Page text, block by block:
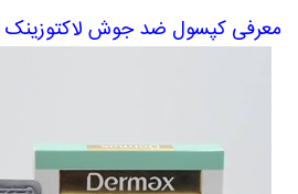
معرفی کپسول ضد جوش